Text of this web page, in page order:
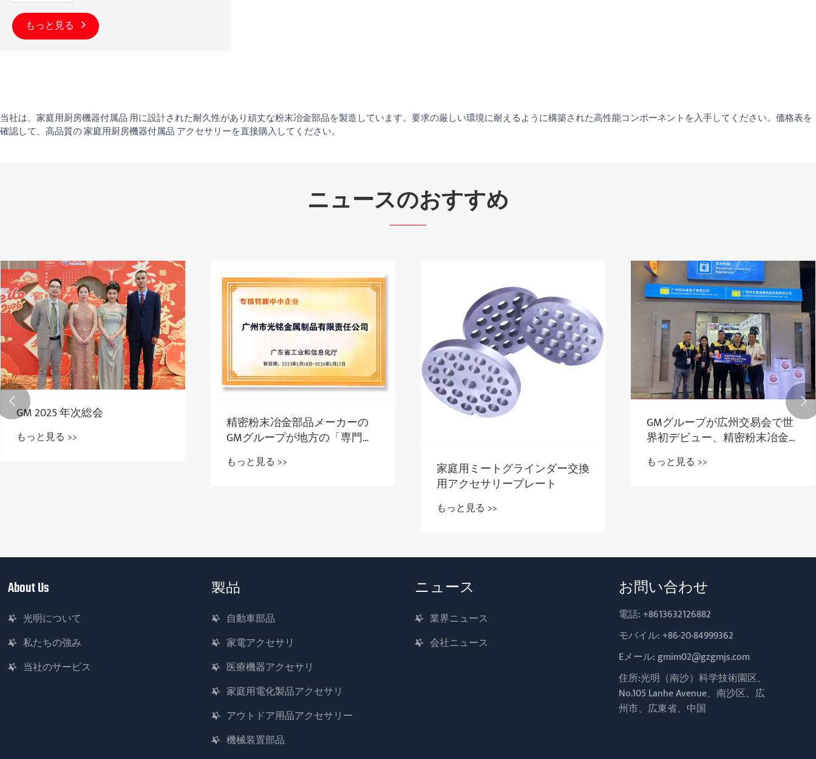
もっと見る
当社は、家庭用厨房機器付属品 用に設計された耐久性があり頑丈な粉末冶金部品を製造しています。要求の厳しい環境に耐えるように構築された高性能コンポーネントを入手してください。価格表を
確認して、高品質の 家庭用厨房機器付属品 アクセサリーを直接購入してください。
ニュースのおすすめ
GM 2025 年次総会
もっと見る >>
精密粉末冶金部品メーカーの
GMグループが地方の「専門的
かつ革新的」企業称号を維持
もっと見る >>
家庭用ミートグラインダー交換
用アクセサリープレート
もっと見る >>
GMグループが広州交易会で世
界初デビュー、精密粉末冶金部
品を展示
もっと見る >>
 
About Us
光明について
私たちの強み
当社のサービス
製品
自動車部品
家電アクセサリ
医療機器アクセサリ
家庭用電化製品アクセサリ
アウトドア用品アクセサリー
機械装置部品
ニュース
業界ニュース
会社ニュース
お問い合わせ
電話:+8613632126882
モバイル:+86-20-84999362
Eメール:gmim02@gzgmjs.com
住所:光明（南沙）科学技術園区、
No.105 Lanhe Avenue、南沙区、広
州市、広東省、中国